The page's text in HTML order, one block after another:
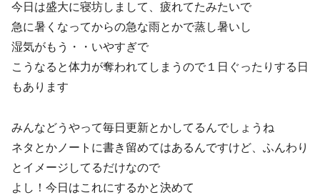
今日は盛大に寝坊しまして、疲れてたみたいで
急に暑くなってからの急な雨とかで蒸し暑いし
湿気がもう・・いやすぎで
こうなると体力が奪われてしまうので１日ぐったりする日
もあります
みんなどうやって毎日更新とかしてるんでしょうね
ネタとかノートに書き留めてはあるんですけど、ふんわり
とイメージしてるだけなので
よし！今日はこれにするかと決めて